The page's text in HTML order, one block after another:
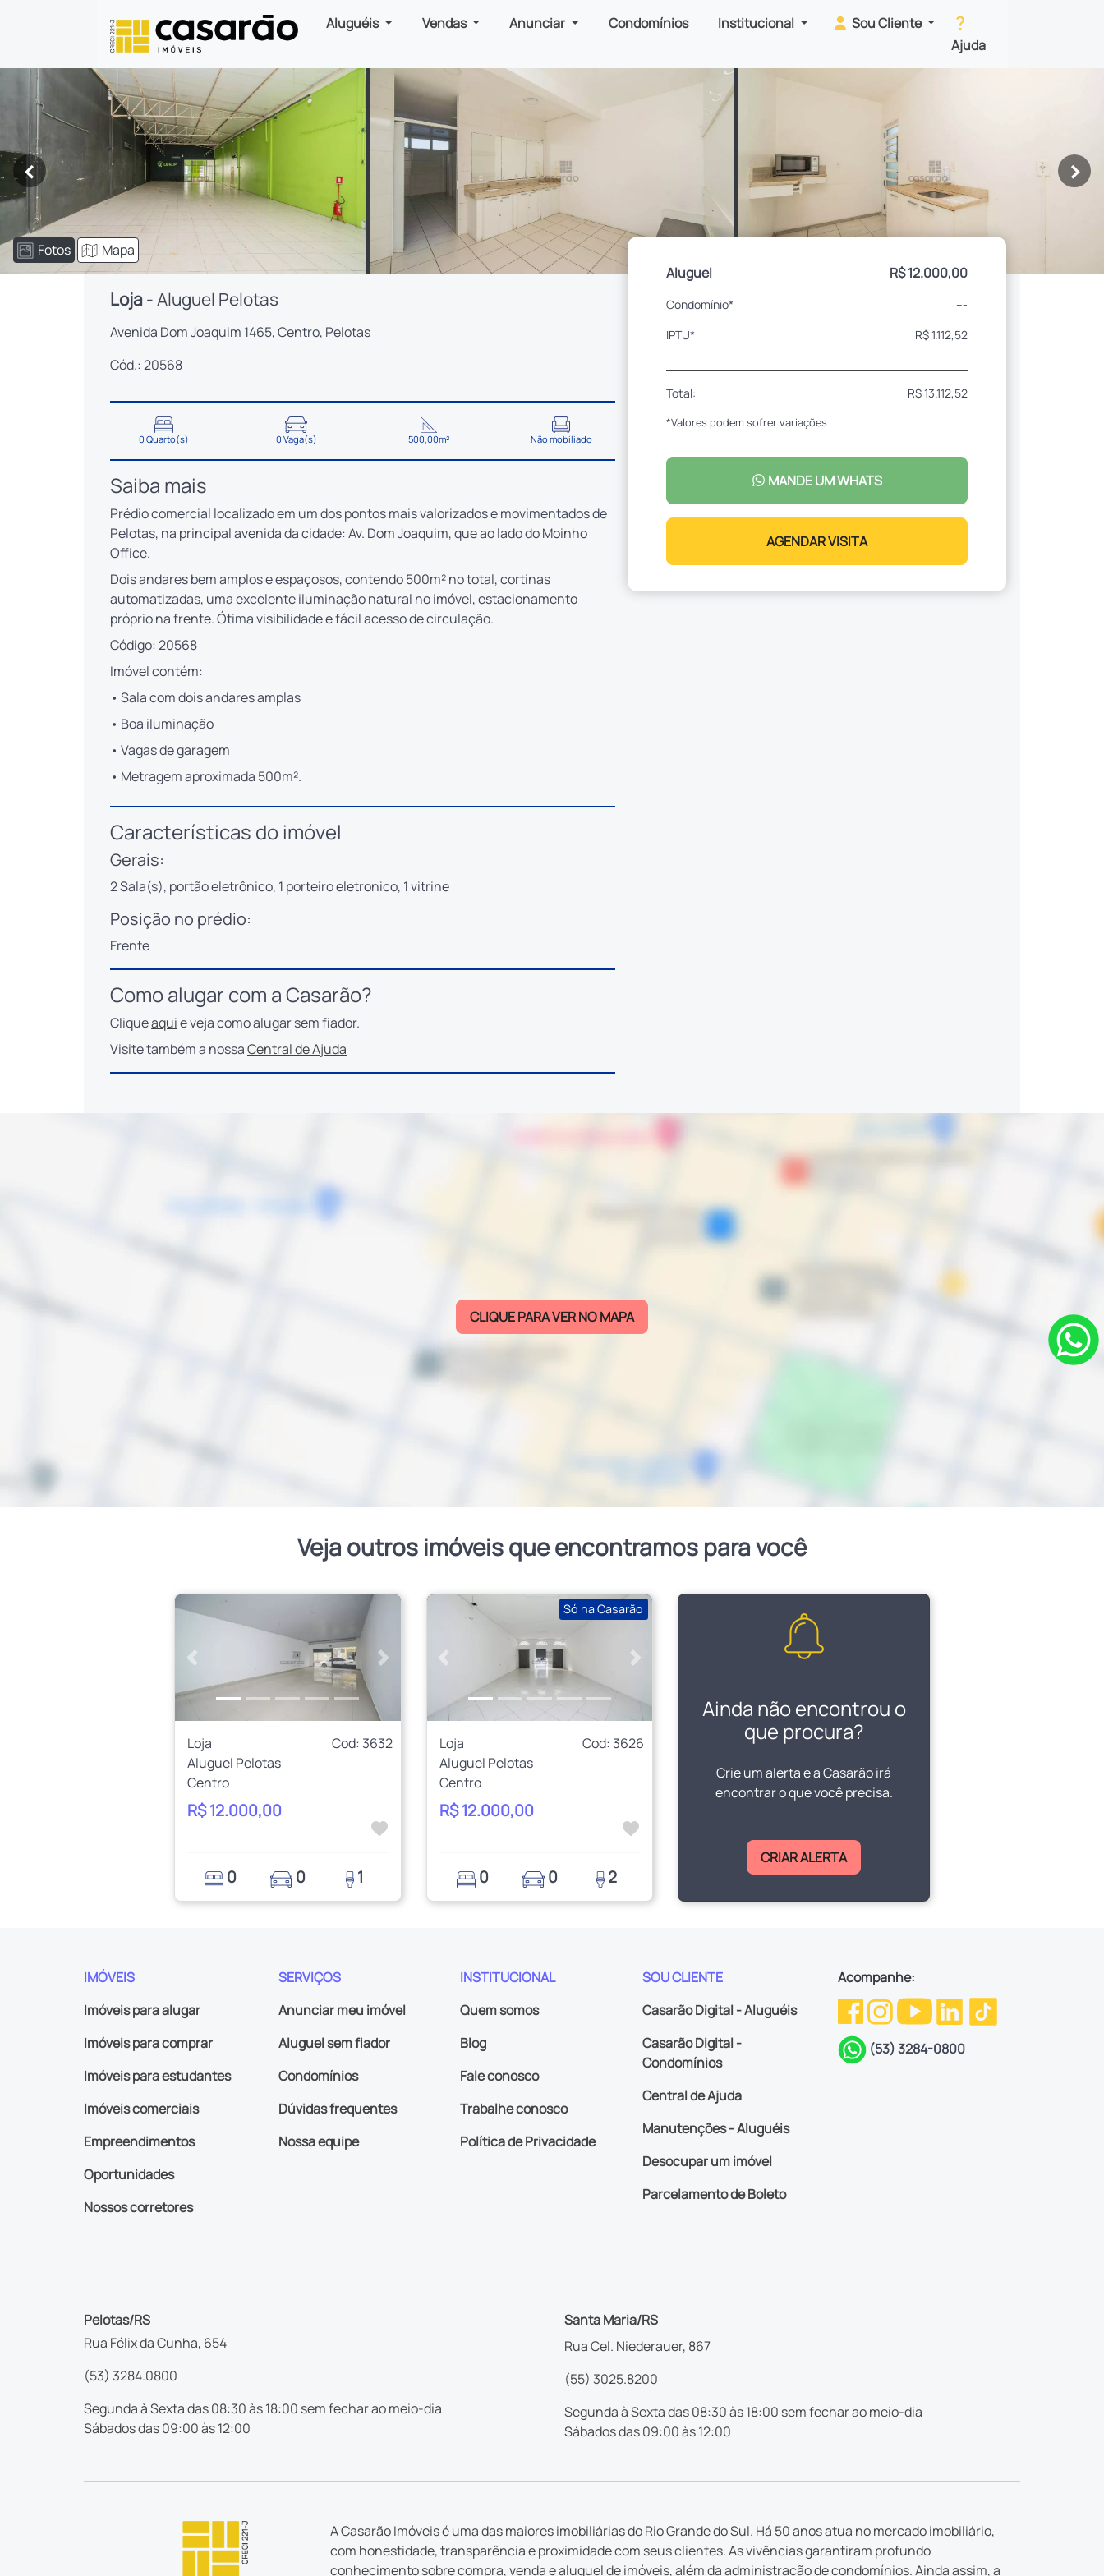
Aluguéis Vendas Anunciar Condomínios Institucional
Sou Cliente
Ajuda
< >
Fotos Mapa
Loja- Aluguel Pelotas
Avenida Dom Joaquim 1465, Centro, Pelotas
Cód.: 20568
0 Quarto(s) 0 Vaga(s) 500,00m² Não mobiliado
Saiba mais
Prédio comercial localizado em um dos pontos mais valorizados e movimentados de
Pelotas, na principal avenida da cidade: Av. Dom Joaquim, que ao lado do Moinho
Office.
Dois andares bem amplos e espaçosos, contendo 500m² no total, cortinas
automatizadas, uma excelente iluminação natural no imóvel, estacionamento
próprio na frente. Ótima visibilidade e fácil acesso de circulação.
Código: 20568
Imóvel contém:
• Sala com dois andares amplas
• Boa iluminação
• Vagas de garagem
• Metragem aproximada 500m².
Características do imóvel
Gerais:
2 Sala(s), portão eletrônico, 1 porteiro eletronico, 1 vitrine
Posição no prédio:
Frente
Como alugar com a Casarão?
Cliqueaquie veja como alugar sem fiador.
Visite também a nossaCentral de Ajuda
Aluguel R$ 12.000,00
Condomínio*
---
IPTU*
R$ 1.112,52
Total: R$ 13.112,52
*Valores podem sofrer variações
MANDE UM WHATS
AGENDAR VISITA
CLIQUE PARA VER NO MAPA
Veja outros imóveis que encontramos para você
Anterior Próximo
Loja
Cod: 3632
Aluguel Pelotas
Centro
R$ 12.000,00
0 0 1
Só na Casarão
Anterior Próximo
Loja
Cod: 3626
Aluguel Pelotas
Centro
R$ 12.000,00
0 0 2
Ainda não encontrou o
que procura?
Crie um alerta e a Casarão irá
encontrar o que você precisa.
CRIAR ALERTA
IMÓVEIS
Imóveis para alugar
Imóveis para comprar
Imóveis para estudantes
Imóveis comerciais
Empreendimentos
Oportunidades
Nossos corretores
SERVIÇOS
Anunciar meu imóvel
Aluguel sem fiador
Condomínios
Dúvidas frequentes
Nossa equipe
INSTITUCIONAL
Quem somos
Blog
Fale conosco
Trabalhe conosco
Política de Privacidade
SOU CLIENTE
Casarão Digital - Aluguéis
Casarão Digital -
Condomínios
Central de Ajuda
Manutenções - Aluguéis
Desocupar um imóvel
Parcelamento de Boleto
Acompanhe:
(53) 3284-0800
Pelotas/RS
Rua Félix da Cunha, 654
(53) 3284.0800
Segunda à Sexta das 08:30 às 18:00 sem fechar ao meio-dia
Sábados das 09:00 às 12:00
Santa Maria/RS
Rua Cel. Niederauer, 867
(55) 3025.8200
Segunda à Sexta das 08:30 às 18:00 sem fechar ao meio-dia
Sábados das 09:00 às 12:00
A Casarão Imóveis é uma das maiores imobiliárias do Rio Grande do Sul. Há 50 anos atua no mercado imobiliário,
com honestidade, transparência e proximidade com seus clientes. As vivências garantiram profundo
conhecimento sobre compra, venda e aluguel de imóveis, além da administração de condomínios. Ainda assim, a